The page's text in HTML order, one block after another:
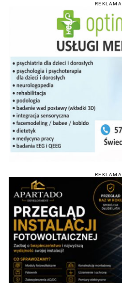
REKLAMA
REKLAMA